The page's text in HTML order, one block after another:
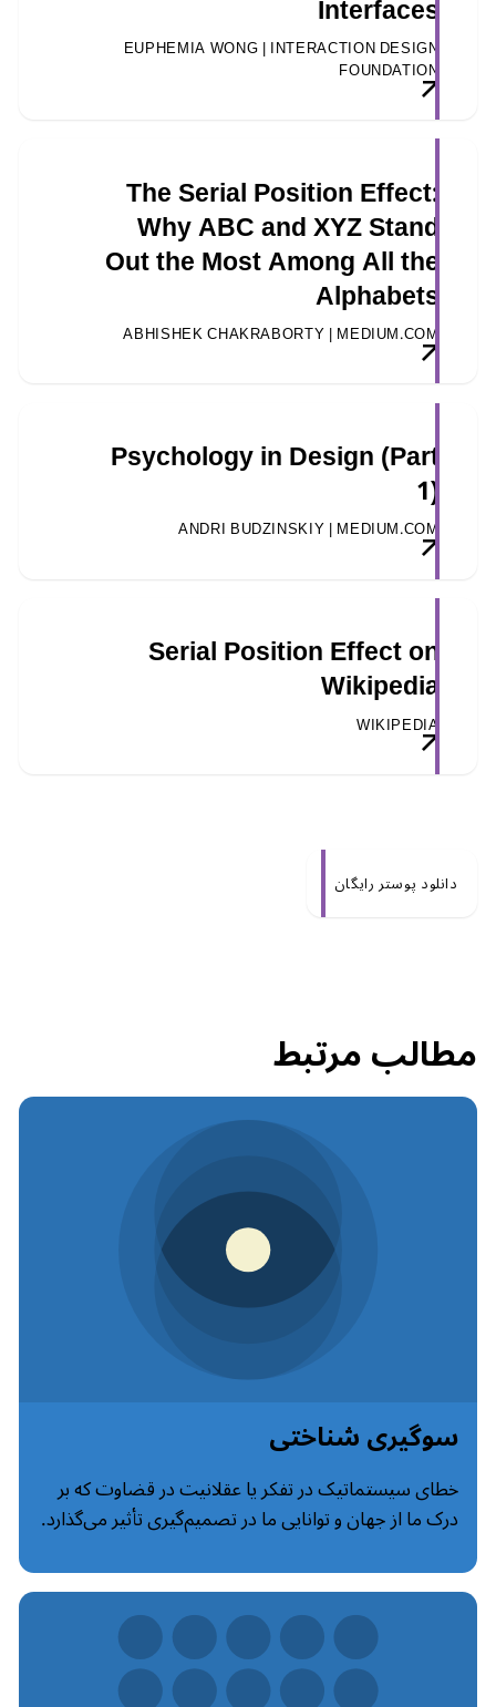
EUPHEMIA WONG | INTERACTION DESIGN
FOUNDATION
The Serial Position Effect:
Why ABC and XYZ Stand
Out the Most Among All the
Alphabets
ABHISHEK CHAKRABORTY | MEDIUM.COM
Psychology in Design (Part
1)
ANDRI BUDZINSKIY | MEDIUM.COM
Serial Position Effect on
Wikipedia
WIKIPEDIA
دانلود پوستر رایگان
مطالب مرتبط
سوگیری شناختی
خطای سیستماتیک در تفکر یا عقلانیت در قضاوت که بر
درک ما از جهان و توانایی ما در تصمیم‌گیری تأثیر می‌گذارد.